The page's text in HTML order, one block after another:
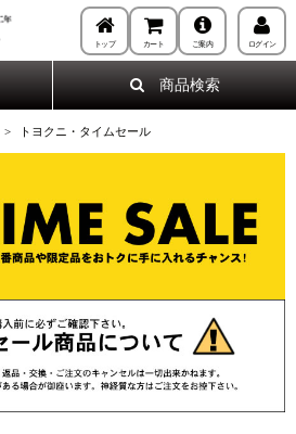
トップ カート ご案内 ログイン
商品検索
> トヨクニ・タイムセール